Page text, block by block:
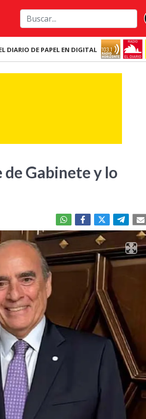
DIARIO DE PAPEL EN DIGITAL
Gabinete y lo